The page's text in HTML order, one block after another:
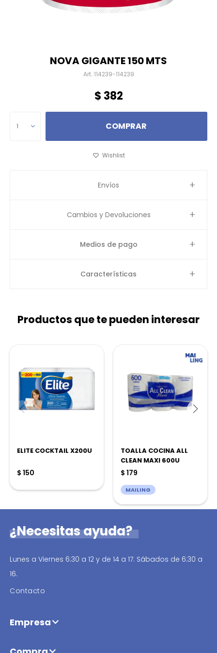
NOVA GIGANTE 150 MTS
114239-114239
$ 382
1 COMPRAR
Envíos
Cambios y Devoluciones
Medios de pago
Características
Productos que te pueden interesar
ELITE COCKTAIL X200U
$ 150
TOALLA COCINA ALL
CLEAN MAXI 600U
$ 179
MAILING
¿Necesitas ayuda?
Lunes a Viernes 6:30 a 12 y de 14 a 17. Sábados de 6:30 a
16.
Contacto
Empresa